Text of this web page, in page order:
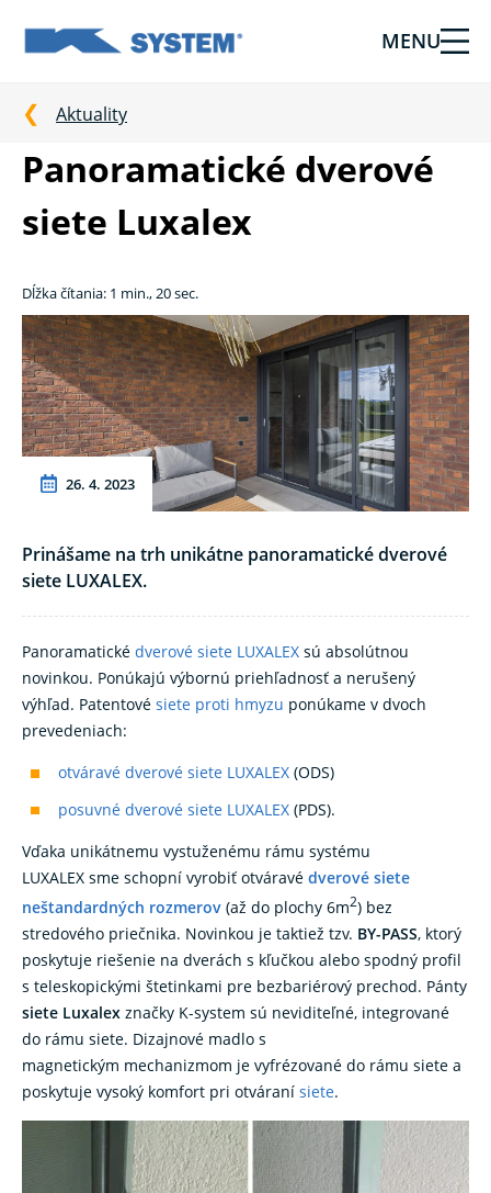
Tieniaca
pre
vašu
domácnosť
od
Ksystem
MENU
Aktuality
Panoramatické dverové
siete Luxalex
Dĺžka čítania: 1 min., 20 sec.
26. 4. 2023
Prinášame na trh unikátne panoramatické dverové
siete LUXALEX.
Panoramatické dverové siete LUXALEX sú absolútnou
novinkou. Ponúkajú výbornú priehľadnosť a nerušený
výhľad. Patentové siete proti hmyzu ponúkame v dvoch
prevedeniach:
otváravé dverové siete LUXALEX(ODS)
posuvné dverové siete LUXALEX (PDS).
Vďaka unikátnemu vystuženému rámu systému
LUXALEX sme schopní vyrobiť otváravé dverové siete
neštandardných rozmerov (až do plochy 6m2) bez
stredového priečnika. Novinkou je taktiež tzv. BY-PASS, ktorý
poskytuje riešenie na dverách s kľučkou alebo spodný profil
s teleskopickými štetinkami pre bezbariérový prechod. Pánty
siete Luxalex značky K-system sú neviditeľné, integrované
do rámu siete. Dizajnové madlo s
magnetickým mechanizmom je vyfrézované do rámu siete a
poskytuje vysoký komfort pri otváraní siete.